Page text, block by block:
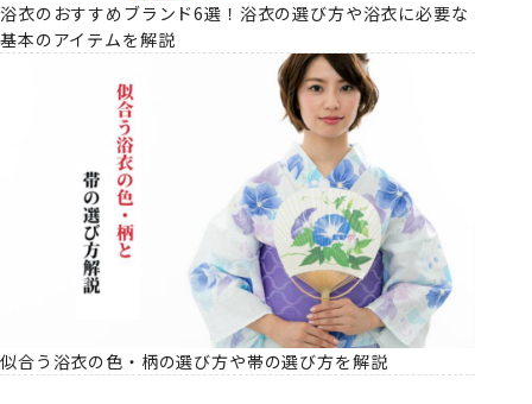
浴衣のおすすめブランド6選！浴衣の選び方や浴衣に必要な
基本のアイテムを解説
似合う浴衣の色・柄の選び方や帯の選び方を解説